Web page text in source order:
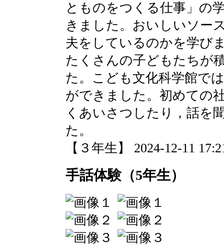
とものをつくる仕事」の
きました。おいしいソー
夫をしているのかを学び
たくさんの子どもたちが
た。こども文化科学館で
ができました。初めての
くあいさつしたり，話を
た。
【３年生】 2024-12-11
手話体験（5年生）